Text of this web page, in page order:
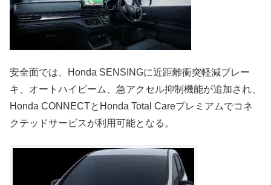
安全面では、Honda SENSINGに近距離衝突軽減ブレー
キ、オートハイビーム、急アクセル抑制機能が追加され、
Honda CONNECTとHonda Total Careプレミアムでコネ
クテッドサービスが利用可能となる。